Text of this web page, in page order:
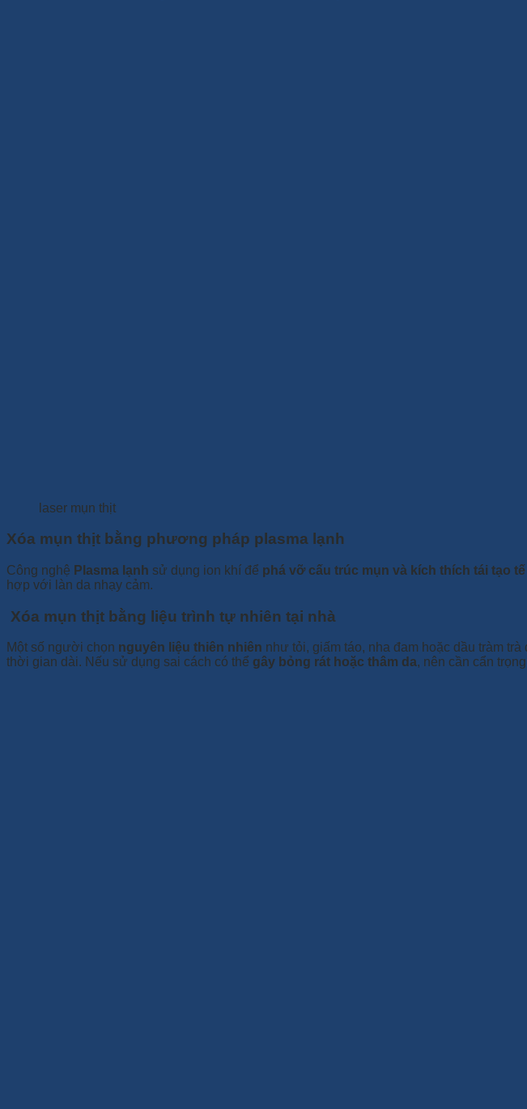
laser mụn thịt
Xóa mụn thịt bằng phương pháp plasma lạnh
Công nghệ Plasma lạnh sử dụng ion khí để phá vỡ cấu trúc mụn và kích thích tái tạo
hợp với làn da nhạy cảm.
Xóa mụn thịt bằng liệu trình tự nhiên tại nhà
Một số người chọn nguyên liệu thiên nhiên như tỏi, giấm táo, nha đam hoặc dầu tràm
thời gian dài. Nếu sử dụng sai cách có thể gây bỏng rát hoặc thâm da, nên cần cẩn